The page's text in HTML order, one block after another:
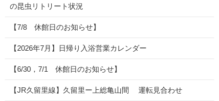
の昆虫リトリート状況
【7/8 休館日のお知らせ】
【2026年7月】日帰り入浴営業カレンダー
【6/30，7/1 休館日のお知らせ】
【JR久留里線】久留里ー上総亀山間 運転見合わせ